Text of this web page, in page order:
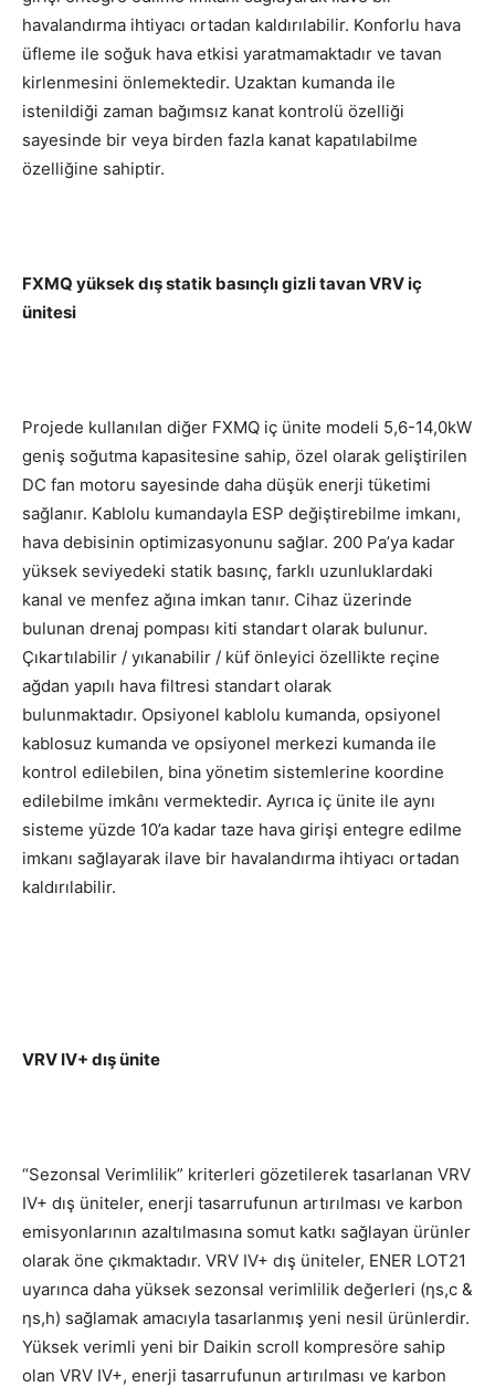
havalandırma ihtiyacı ortadan kaldırılabilir. Konforlu hava
üfleme ile soğuk hava etkisi yaratmamaktadır ve tavan
kirlenmesini önlemektedir. Uzaktan kumanda ile
istenildiği zaman bağımsız kanat kontrolü özelliği
sayesinde bir veya birden fazla kanat kapatılabilme
özelliğine sahiptir.
FXMQ yüksek dış statik basınçlı gizli tavan VRV iç
ünitesi
Projede kullanılan diğer FXMQ iç ünite modeli 5,6-14,0kW
geniş soğutma kapasitesine sahip, özel olarak geliştirilen
DC fan motoru sayesinde daha düşük enerji tüketimi
sağlanır. Kablolu kumandayla ESP değiştirebilme imkanı,
hava debisinin optimizasyonunu sağlar. 200 Pa’ya kadar
yüksek seviyedeki statik basınç, farklı uzunluklardaki
kanal ve menfez ağına imkan tanır. Cihaz üzerinde
bulunan drenaj pompası kiti standart olarak bulunur.
Çıkartılabilir / yıkanabilir / küf önleyici özellikte reçine
ağdan yapılı hava filtresi standart olarak
bulunmaktadır. Opsiyonel kablolu kumanda, opsiyonel
kablosuz kumanda ve opsiyonel merkezi kumanda ile
kontrol edilebilen, bina yönetim sistemlerine koordine
edilebilme imkânı vermektedir. Ayrıca iç ünite ile aynı
sisteme yüzde 10’a kadar taze hava girişi entegre edilme
imkanı sağlayarak ilave bir havalandırma ihtiyacı ortadan
kaldırılabilir.
VRV IV+ dış ünite
“Sezonsal Verimlilik” kriterleri gözetilerek tasarlanan VRV
IV+ dış üniteler, enerji tasarrufunun artırılması ve karbon
emisyonlarının azaltılmasına somut katkı sağlayan ürünler
olarak öne çıkmaktadır. VRV IV+ dış üniteler, ENER LOT21
uyarınca daha yüksek sezonsal verimlilik değerleri (ηs,c &
ηs,h) sağlamak amacıyla tasarlanmış yeni nesil ürünlerdir.
Yüksek verimli yeni bir Daikin scroll kompresöre sahip
olan VRV IV+, enerji tasarrufunun artırılması ve karbon